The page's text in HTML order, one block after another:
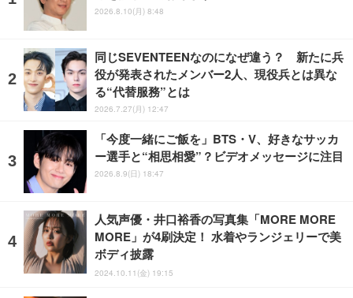
2026.8.10(月) 8:48
同じSEVENTEENなのになぜ違う？ 新たに兵
役が発表されたメンバー2人、現役兵とは異な
る“代替服務”とは
2026.7.27(月) 12:47
「今度一緒にご飯を」BTS・V、好きなサッカ
ー選手と“相思相愛”？ビデオメッセージに注目
2026.8.9(日) 18:47
人気声優・井口裕香の写真集「MORE MORE
MORE」が4刷決定！ 水着やランジェリーで美
ボディ披露
2024.10.11(金) 19:15